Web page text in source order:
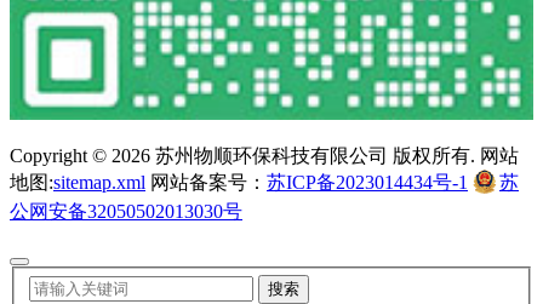
Copyright © 2026 苏州物顺环保科技有限公司 版权所有. 网站
地图:sitemap.xml 网站备案号： 苏ICP备2023014434号-1
苏
公网安备32050502013030号